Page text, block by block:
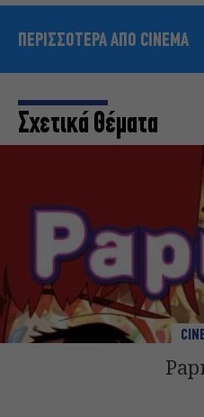
ΠΕΡΙΣΣΟΤΕΡΑ ΑΠΟ CINEMA
Σχετικά Θέματα